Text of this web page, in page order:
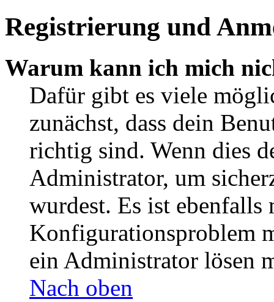
Registrierung und
Warum kann ich mich
Dafür gibt es viele
zunächst, dass dein
richtig sind. Wenn dies
Administrator, um
wurdest. Es ist ebenfalls
Konfigurationsproblem
ein Administrator lösen
Nach oben